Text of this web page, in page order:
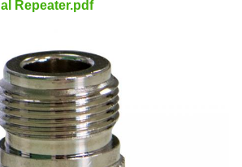
Repeater.pdf